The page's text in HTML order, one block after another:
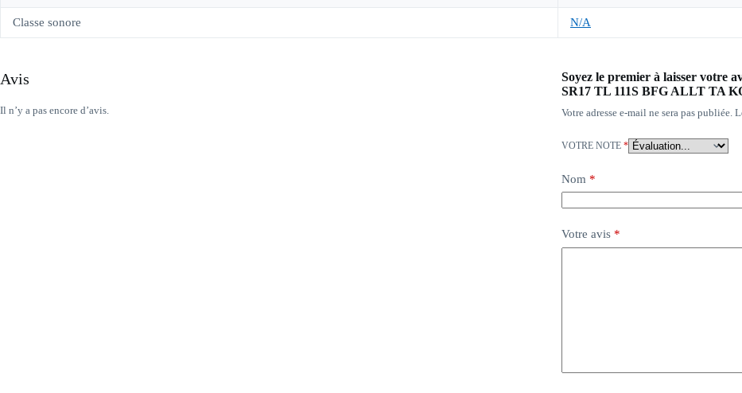
Classe sonore N/A
Avis
Il n’y a pas encore d’avis.
Soyez le premier à laisser votre
SR17 TL 111S BFG ALLT TA
Votre adresse e-mail ne sera pas publiée.
VOTRE NOTE *
Nom *
Votre avis *